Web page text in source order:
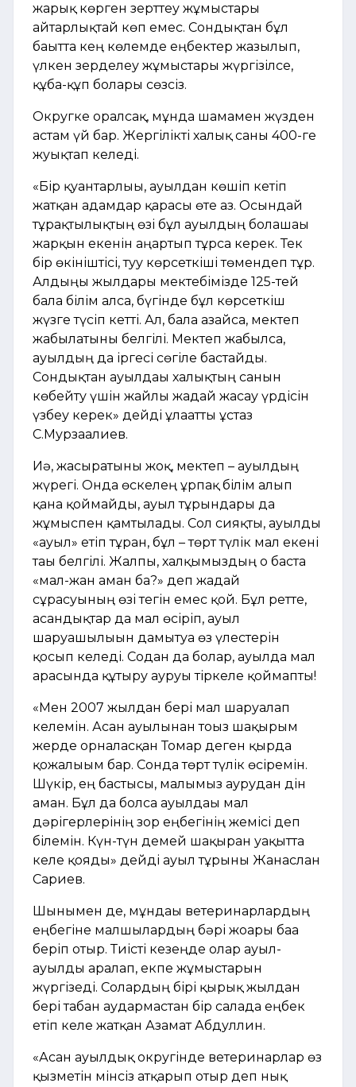
жарық көрген зерттеу жұмыстары
айтарлықтай көп емес. Сондықтан бұл
бағытта кең көлемде еңбектер жазылып,
үлкен зерделеу жұмыстары жүргізілсе,
құба-құп болары сөзсіз.
Округке оралсақ, мұнда шамамен жүзден
астам үй бар. Жергілікті халық саны 400-ге
жуықтап келеді.
«Бір қуантарлығы, ауылдан көшіп кетіп
жатқан адамдар қарасы өте аз. Осындай
тұрақтылықтың өзі бұл ауылдың болашағы
жарқын екенін аңғартып тұрса керек. Тек
бір өкініштісі, туу көрсеткіші төмендеп тұр.
Алдыңғы жылдары мектебімізде 125-тей
бала білім алса, бүгінде бұл көрсеткіш
жүзге түсіп кетті. Ал, бала азайса, мектеп
жабылатыны белгілі. Мектеп жабылса,
ауылдың да іргесі сөгіле бастайды.
Сондықтан ауылдағы халықтың санын
көбейту үшін жайлы жағдай жасау үрдісін
үзбеу керек» дейді ұлағатты ұстаз
С.Мурзағалиев.
Иә, жасыратыны жоқ, мектеп – ауылдың
жүрегі. Онда өскелең ұрпақ білім алып
қана қоймайды, ауыл тұрғындары да
жұмыспен қамтылады. Сол сияқты, ауылды
«ауыл» етіп тұрған, бұл – төрт түлік мал екені
тағы белгілі. Жалпы, халқымыздың о баста
«мал-жан аман ба?» деп жағдай
сұрасуының өзі тегін емес қой. Бұл ретте,
асандықтар да мал өсіріп, ауыл
шаруашылығын дамытуға өз үлестерін
қосып келеді. Содан да болар, ауылда мал
арасында құтыру ауруы тіркеле қоймапты!
«Мен 2007 жылдан бері мал шаруалап
келемін. Асан ауылынан тоғыз шақырым
жерде орналасқан Томар деген қырда
қожалығым бар. Сонда төрт түлік өсіремін.
Шүкір, ең бастысы, малымыз аурудан дін
аман. Бұл да болса ауылдағы мал
дәрігерлерінің зор еңбегінің жемісі деп
білемін. Күн-түн демей шақырған уақытта
келе қояды» дейді ауыл тұрғыны Жанаслан
Сариев.
Шынымен де, мұндағы ветеринарлардың
еңбегіне малшылардың бәрі жоғары баға
беріп отыр. Тиісті кезеңде олар ауыл-
ауылды аралап, екпе жұмыстарын
жүргізеді. Солардың бірі қырық жылдан
бері табан аудармастан бір салада еңбек
етіп келе жатқан Азамат Абдуллин.
«Асан ауылдық округінде ветеринарлар өз
қызметін мінсіз атқарып отыр деп нық